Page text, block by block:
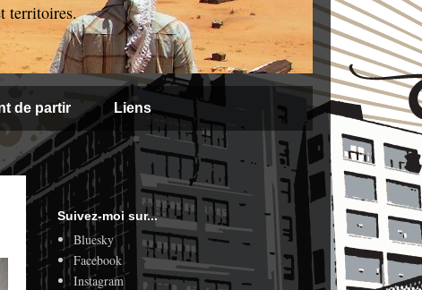
territoires.
de partir Liens
Suivez-moi sur...
Bluesky
Facebook
Instagram